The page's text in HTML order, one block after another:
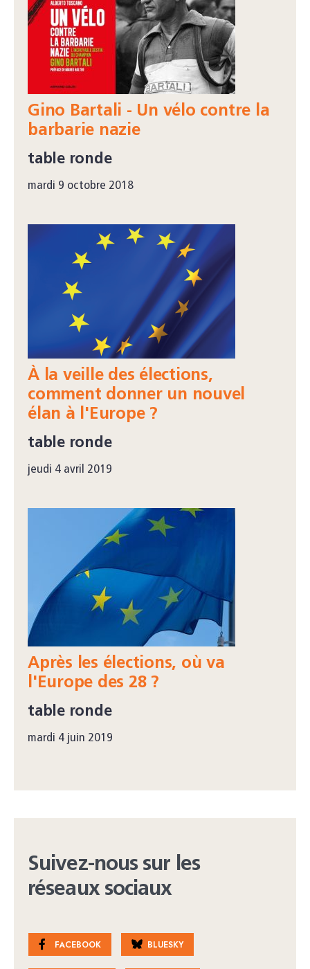
Gino Bartali - Un vélo contre la
barbarie nazie
table ronde
mardi 9 octobre 2018
À la veille des élections,
comment donner un nouvel
élan à l'Europe ?
table ronde
jeudi 4 avril 2019
Après les élections, où va
l'Europe des 28 ?
table ronde
mardi 4 juin 2019
Suivez-nous sur les
réseaux sociaux
FACEBOOK BLUESKY